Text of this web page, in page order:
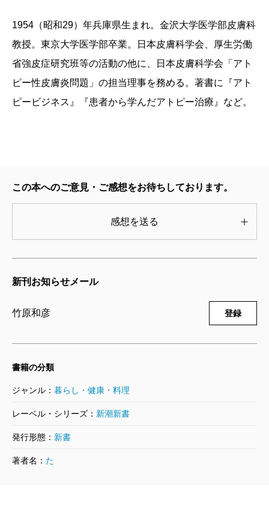
掲載：2005年10月25日
1954（昭和29）年兵庫県生まれ。金沢大学医学部皮膚科
教授。東京大学医学部卒業。日本皮膚科学会、厚生労働
省強皮症研究班等の活動の他に、日本皮膚科学会「アト
ピー性皮膚炎問題」の担当理事を務める。著書に『アト
ピービジネス』『患者から学んだアトピー治療』など。
この本へのご意見・ご感想をお待ちしております。
感想を送る
新刊お知らせメール
竹原和彦 登録
書籍の分類
ジャンル： 暮らし・健康・料理
レーベル・シリーズ： 新潮新書
発行形態： 新書
著者名： た